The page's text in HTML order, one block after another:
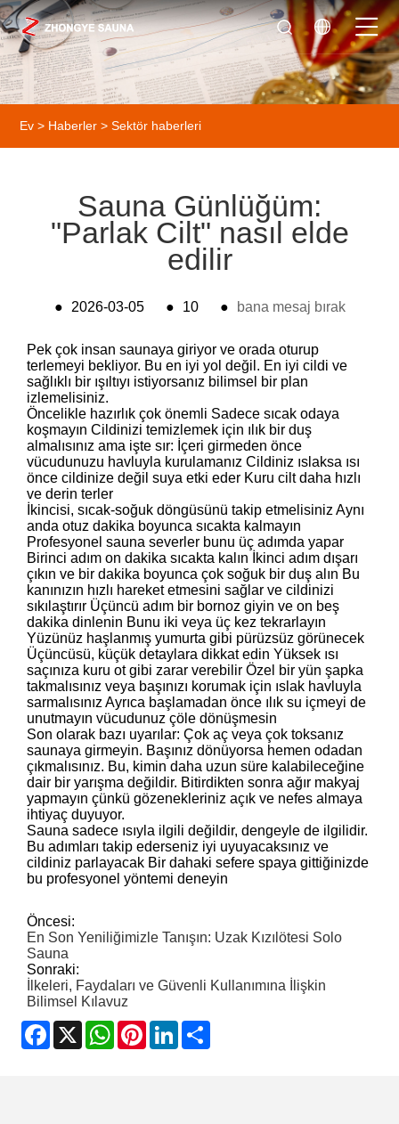
Ev > Haberler >Sektör haberleri
Sauna Günlüğüm:
"Parlak Cilt" nasıl elde
edilir
● 2026-03-05 ● 10 ● bana mesaj bırak
Pek çok insan saunaya giriyor ve orada oturup
terlemeyi bekliyor. Bu en iyi yol değil. En iyi cildi ve
sağlıklı bir ışıltıyı istiyorsanız bilimsel bir plan
izlemelisiniz.
Öncelikle hazırlık çok önemli Sadece sıcak odaya
koşmayın Cildinizi temizlemek için ılık bir duş
almalısınız ama işte sır: İçeri girmeden önce
vücudunuzu havluyla kurulamanız Cildiniz ıslaksa ısı
önce cildinize değil suya etki eder Kuru cilt daha hızlı
ve derin terler
İkincisi, sıcak-soğuk döngüsünü takip etmelisiniz Aynı
anda otuz dakika boyunca sıcakta kalmayın
Profesyonel sauna severler bunu üç adımda yapar
Birinci adım on dakika sıcakta kalın İkinci adım dışarı
çıkın ve bir dakika boyunca çok soğuk bir duş alın Bu
kanınızın hızlı hareket etmesini sağlar ve cildinizi
sıkılaştırır Üçüncü adım bir bornoz giyin ve on beş
dakika dinlenin Bunu iki veya üç kez tekrarlayın
Yüzünüz haşlanmış yumurta gibi pürüzsüz görünecek
Üçüncüsü, küçük detaylara dikkat edin Yüksek ısı
saçınıza kuru ot gibi zarar verebilir Özel bir yün şapka
takmalısınız veya başınızı korumak için ıslak havluyla
sarmalısınız Ayrıca başlamadan önce ılık su içmeyi de
unutmayın vücudunuz çöle dönüşmesin
Son olarak bazı uyarılar: Çok aç veya çok toksanız
saunaya girmeyin. Başınız dönüyorsa hemen odadan
çıkmalısınız. Bu, kimin daha uzun süre kalabileceğine
dair bir yarışma değildir. Bitirdikten sonra ağır makyaj
yapmayın çünkü gözenekleriniz açık ve nefes almaya
ihtiyaç duyuyor.
Sauna sadece ısıyla ilgili değildir, dengeyle de ilgilidir.
Bu adımları takip ederseniz iyi uyuyacaksınız ve
cildiniz parlayacak Bir dahaki sefere spaya gittiğinizde
bu profesyonel yöntemi deneyin
Öncesi:
En Son Yeniliğimizle Tanışın: Uzak Kızılötesi Solo
Sauna
Sonraki:
İlkeleri, Faydaları ve Güvenli Kullanımına İlişkin
Bilimsel Kılavuz
Facebook
X WhatsApp
PinterestLinkedIn